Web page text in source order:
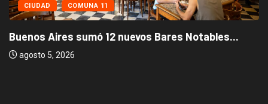
CIUDAD COMUNA 11
Buenos Aires sumó 12 nuevos Bares Notables...
agosto 5, 2026